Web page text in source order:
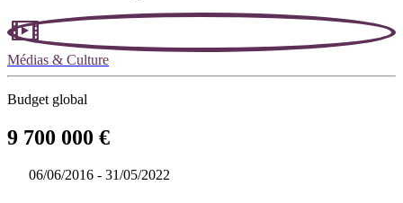
Médias & Culture
Budget global
9 700 000 €
06/06/2016 - 31/05/2022